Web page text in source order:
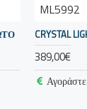
ML5992
CRYSTAL
389,00€